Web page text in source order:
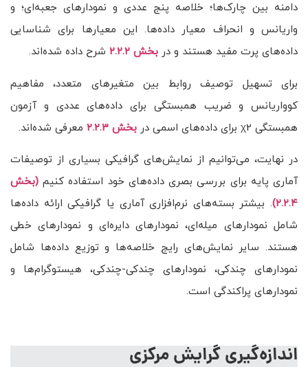
دامنه بین چارک‌ها؛ خلاصه پنج عددی و نمودارهای جعبه‌ای؛ و
واریانس و انحراف معیار داده‌ها. این معیارها برای شناسایی
داده‌های پرت مفید هستند و در بخش ۲.۲.۲ شرح داده شده‌اند.
برای تسهیل توصیف روابط بین متغیرهای متعدد، مفاهیم
کوواریانس و ضریب همبستگی برای داده‌های عددی و آزمون
همبستگی χ2 برای داده‌های اسمی در
بخش ۲.۲.۳ معرفی شده‌اند.
در نهایت، می‌توانیم از نمایش‌های گرافیکی بسیاری از توصیفات
آماری پایه برای بررسی بصری داده‌های خود استفاده کنیم (بخش
۲.۲.۴) . بیشتر بسته‌های نرم‌افزاری آماری یا گرافیکی ارائه داده‌ها
شامل نمودارهای میله‌ای، نمودارهای دایره‌ای و نمودارهای خطی
هستند. سایر نمایش‌های رایج خلاصه‌ها و توزیع داده‌ها شامل
نمودارهای چندکی، نمودارهای چندکی-چندکی، هیستوگرام‌ها و
نمودارهای پراکندگی است.
اندازه‌گیری گرایش مرکزی